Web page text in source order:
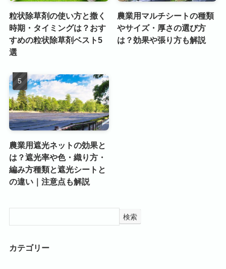
粒状除草剤の使い方と撒く
時期・タイミングは？おす
すめの粒状除草剤ベスト5
選
農業用マルチシートの種類
やサイズ・厚さの選び方
は？効果や張り方も解説
農業用遮光ネットの効果と
は？遮光率や色・織り方・
編み方種類と遮光シートと
の違い｜注意点も解説
検索
カテゴリー